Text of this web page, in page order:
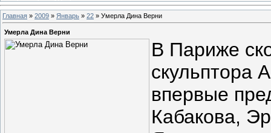
Главная » 2009 » Январь » 22 » Умерла Дина Верни
Умерла Дина Верни
В Париже
скульптора
впервые
Кабакова,